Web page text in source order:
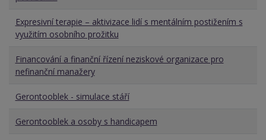
Expresivní terapie – aktivizace lidí s mentálním postižením s
využitím osobního prožitku
Financování a finanční řízení neziskové organizace pro
nefinanční manažery
Gerontooblek - simulace stáří
Gerontooblek a osoby s handicapem